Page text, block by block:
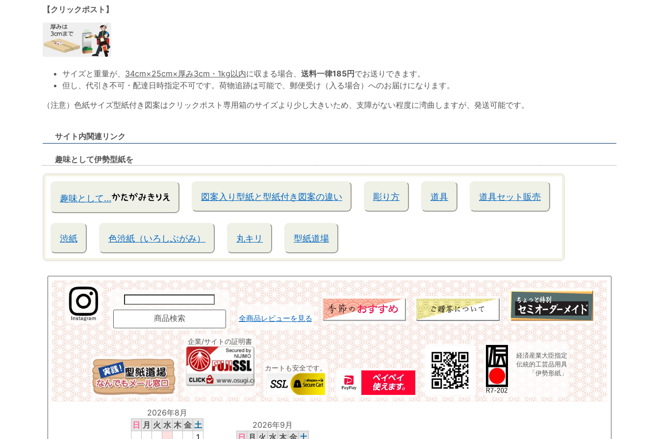
【クリックポスト】
サイズと重量が、 34cm×25cm×厚み3cm・1kg以内に収まる場合、 送料一律185円 でお送りできます。
但し、代引き不可・配達日時指定不可です。荷物追跡は可能で、郵便受け（入る場合）へのお届けになります。
（注意）色紙サイズ型紙付き図案はクリックポスト専用箱のサイズより少し大きいため、支障がない程度に湾曲しますが、発送可能です。
サイト内関連リンク
趣味として伊勢型紙を
趣味として… 図案入り型紙と型紙付き図案の違い 彫り方 道具 道具セット販売
渋紙 色渋紙（いろしぶがみ） 丸キリ 型紙道場
全商品レビューを見る
企業/サイトの証明書
カートも安全です。
経済産業大臣指定
伝統的工芸品用具
「伊勢形紙」
2026年8月
日 月 火 水 木 金 土
2026年9月